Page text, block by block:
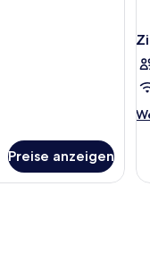
Preise anzeigen